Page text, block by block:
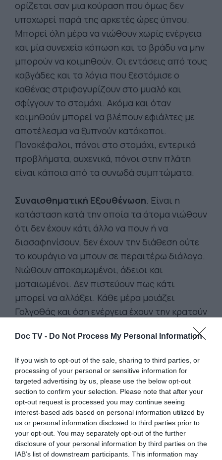
Doc TV - Do Not Process My Personal Information
If you wish to opt-out of the sale, sharing to third parties, or
processing of your personal or sensitive information for
targeted advertising by us, please use the below opt-out
section to confirm your selection. Please note that after your
opt-out request is processed you may continue seeing
interest-based ads based on personal information utilized by
us or personal information disclosed to third parties prior to
your opt-out. You may separately opt-out of the further
disclosure of your personal information by third parties on the
IAB’s list of downstream participants. This information may
ορίζεται σαν μια κούραση που όμως δεν
υποχωρεί παρά της αρκετές ώρες ύπνου.
Μπορεί όλη μέρα να νιώθουν χωρίς ενέργεια
και μία συνεχεία κόπωση και το βράδυ να μην
μπορούν να κοιμηθούν. Οι εντάσεις από τους
καβγάδες και τα λόγια που ξεστόμισε ο
καθένας στριφογυρίζουν στο μυαλό και
σφίγγουν το στομάχι. Ακόμα και όταν
κοιμηθούν μπορεί να βλέπουν εφιάλτες με
αποτέλεσμα να ξυπνούν κατάκοποι.
Πονοκέφαλοι, πόνοι στο στομάχι, εντερικά
προβλήματα, αυχενικά, πόνοι στην πλάτη
είναι κάποια από τα συνωδά συμπτώματα.
Συναισθηματική Εξουθένωση. Είναι η
κατάσταση κατά την οποία τα άτομα νιώθουν
ότι δεν έχουν κάτι άλλο να πουν ή να
διασαφηνίσουν, δεν έχουν την διάθεση ούτε
το κουράγιο να μπουν σε περαιτέρω διάλογο.
Νιώθουν αποκαμωμένοι, άδειοι και
ματαιωμένοι. Δεν πιστεύουν πως κάτι
μπορεί να αλλάξει. Κάθε μέρα μοιάζει
Γολγοθάς και όση ενέργεια έχουν την κρατούν
φροντίσουν στοιχειωδώς τα παιδιά. Μέσα σε
πιθανό να εμφανίσουν σημάδια κατάθλιψης,
να έχουν αυτοκτονικό ιδεασμό, ψυχική
παράλυση ή/και συναισθηματική
κατάρρευση.